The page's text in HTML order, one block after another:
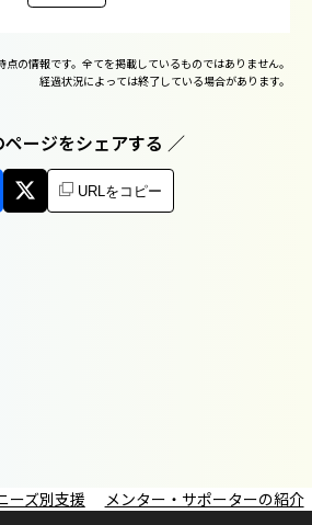
の情報です。全てを掲載しているものではありません。
経過状況によっては終了している場合があります。
ページをシェアする ／
URLをコピー
ーズ別支援 メンター・サポーターの紹介